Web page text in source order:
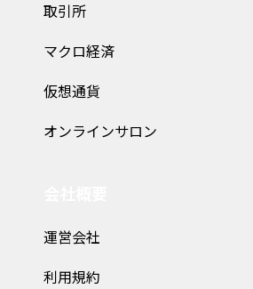
取引所
マクロ経済
仮想通貨
オンラインサロン
運営会社
利用規約